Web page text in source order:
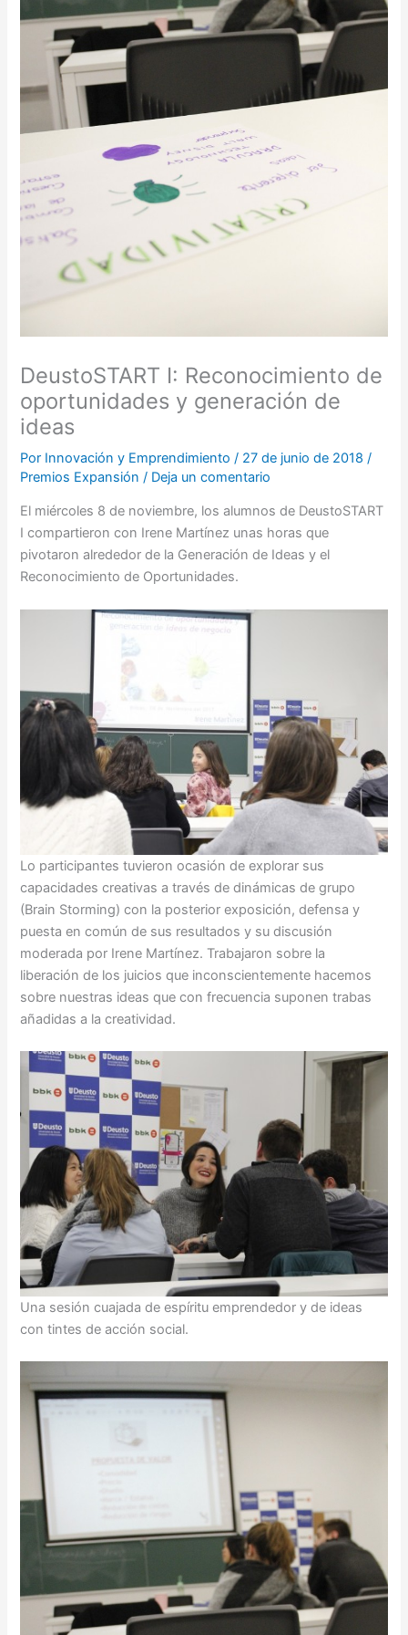
DeustoSTART I: Reconocimiento de
oportunidades y generación de
ideas
Por Innovación y Emprendimiento/ 27 de junio de 2018/
Premios Expansión / Deja un comentario
El miércoles 8 de noviembre, los alumnos de DeustoSTART
I compartieron con Irene Martínez unas horas que
pivotaron alrededor de la Generación de Ideas y el
Reconocimiento de Oportunidades.
Lo participantes tuvieron ocasión de explorar sus
capacidades creativas a través de dinámicas de grupo
(Brain Storming) con la posterior exposición, defensa y
puesta en común de sus resultados y su discusión
moderada por Irene Martínez. Trabajaron sobre la
liberación de los juicios que inconscientemente hacemos
sobre nuestras ideas que con frecuencia suponen trabas
añadidas a la creatividad.
Una sesión cuajada de espíritu emprendedor y de ideas
con tintes de acción social.